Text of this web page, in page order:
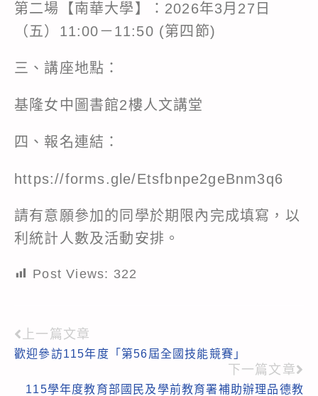
第二場【南華大學】：2026年3月27日
（五）11:00－11:50 (第四節)
三、講座地點：
基隆女中圖書館2樓人文講堂
四、報名連結：
https://forms.gle/Etsfbnpe2geBnm3q6
請有意願參加的同學於期限內完成填寫，以
利統計人數及活動安排。
Post Views: 322
Read
more
articles
上一篇文章
歡迎參訪115年度「第56屆全國技能競賽」
下一篇文章
115學年度教育部國民及學前教育署補助辦理品德教